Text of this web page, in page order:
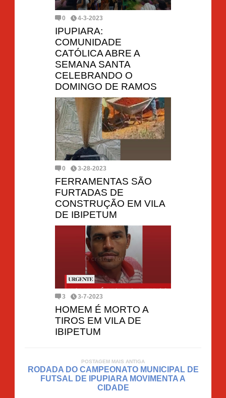
0 4-3-2023
IPUPIARA:
COMUNIDADE
CATÓLICA ABRE A
SEMANA SANTA
CELEBRANDO O
DOMINGO DE RAMOS
0 3-28-2023
FERRAMENTAS SÃO
FURTADAS DE
CONSTRUÇÃO EM VILA
DE IBIPETUM
3 3-7-2023
HOMEM É MORTO A
TIROS EM VILA DE
IBIPETUM
POSTAGEM MAIS ANTIGA
RODADA DO CAMPEONATO MUNICIPAL DE
FUTSAL DE IPUPIARA MOVIMENTA A
CIDADE